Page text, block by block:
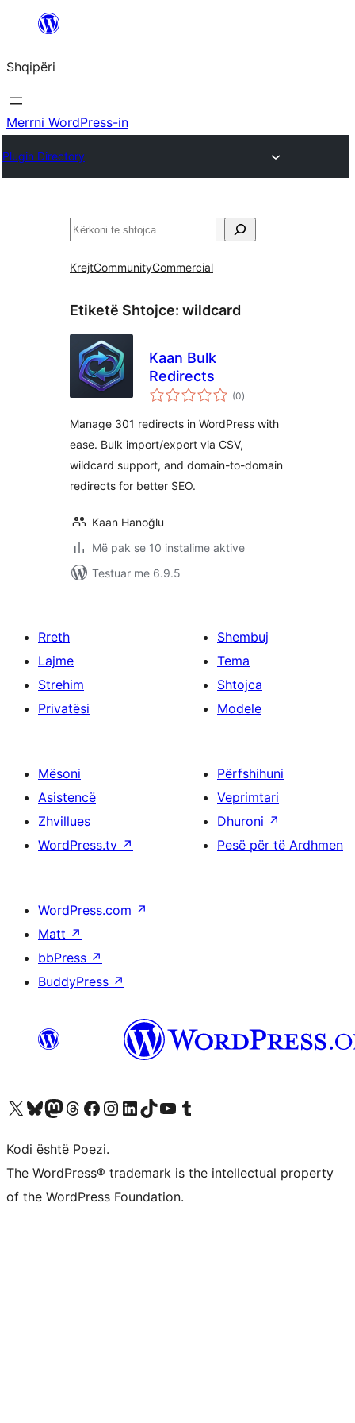
Hidhu
lënda
Shqipëri
Merrni WordPress-in
Plugin Directory
Kërko
KrejtCommunityCommercial
Etiketë Shtojce: wildcard
Kaan Bulk
Redirects
(0vlerësime
gjithsej
)
Manage 301 redirects in WordPress with
ease. Bulk import/export via CSV,
wildcard support, and domain-to-domain
redirects for better SEO.
Kaan Hanoğlu
Më pak se 10 instalime aktive
Testuar me 6.9.5
Rreth
Lajme
Strehim
Privatësi
Shembuj
Tema
Shtojca
Modele
Mësoni
Asistencë
Zhvillues
WordPress.tv ↗
Përfshihuni
Veprimtari
Dhuroni ↗
Pesë për të Ardhmen
WordPress.com ↗
Matt ↗
bbPress ↗
BuddyPress ↗
Vizitoni llogarinë tonë X (ish Twitter)
Vizitoni llogarinë tonë Bluesky
Vizitoni llogarinë tonë Mastodon
Vizitoni llogarinë tonë Threads
Vizitoni faqen tonë në Facebook
Vizitoni llogarinë tonë Instagram
Vizitoni llogarinë tonë LinkedIn
Vizitoni llogarinë tonë TikTok
Vizitoni kanalin tonë YouTube
Vizitoni llogarinë tonë Tumblr
Kodi është Poezi.
The WordPress® trademark is the intellectual property
of the WordPress Foundation.